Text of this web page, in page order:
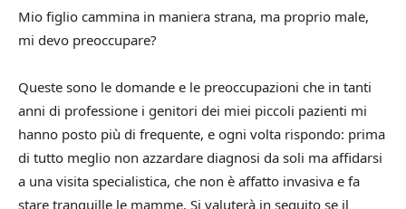
Mio figlio cammina in maniera strana, ma proprio male,
mi devo preoccupare?
Queste sono le domande e le preoccupazioni che in tanti
anni di professione i genitori dei miei piccoli pazienti mi
hanno posto più di frequente, e ogni volta rispondo: prima
di tutto meglio non azzardare diagnosi da soli ma affidarsi
a una visita specialistica, che non è affatto invasiva e fa
stare tranquille le mamme. Si valuterà in seguito se il